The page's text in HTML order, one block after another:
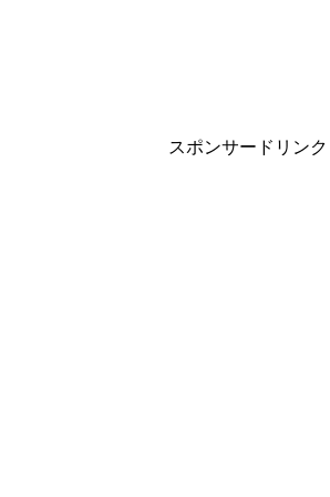
スポンサードリンク